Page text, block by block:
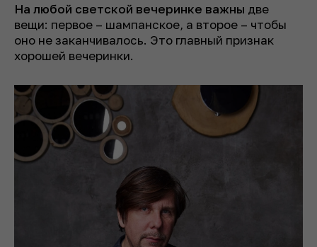
На любой светской вечеринке важны две
вещи: первое – шампанское, а второе – чтобы
оно не заканчивалось. Это главный признак
хорошей вечеринки.